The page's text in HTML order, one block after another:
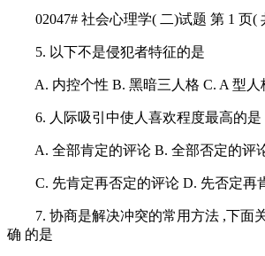
02047# 社会心理学( 二)试题 第 1 页(
5. 以下不是侵犯者特征的是
A. 内控个性 B. 黑暗三人格 C. A 型人
6. 人际吸引中使人喜欢程度最高的是
A. 全部肯定的评论 B. 全部否定的评
C. 先肯定再否定的评论 D. 先否定再
7. 协商是解决冲突的常用方法 ,下面
确 的是